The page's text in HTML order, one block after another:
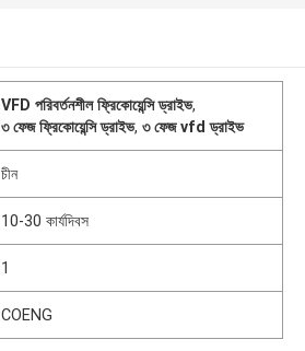
VFD পরিবর্তনশীল ফ্রিকোয়েন্সি ড্রাইভ,
৩ ফেজ ফ্রিকোয়েন্সি ড্রাইভ,৩ ফেজ vfd ড্রাইভ
চীন
10-30 কার্যদিবস
1
COENG